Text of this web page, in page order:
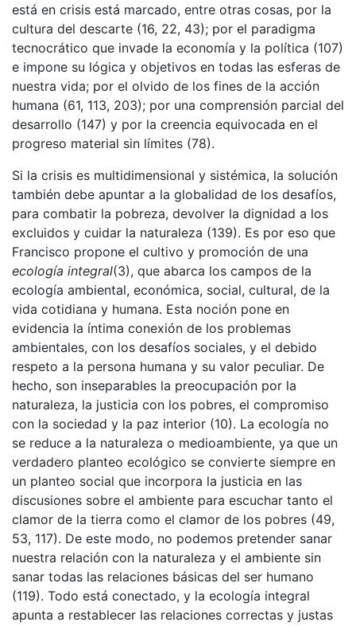
está en crisis está marcado, entre otras cosas, por la
cultura del descarte (16, 22, 43); por el paradigma
tecnocrático que invade la economía y la política (107)
e impone su lógica y objetivos en todas las esferas de
nuestra vida; por el olvido de los fines de la acción
humana (61, 113, 203); por una comprensión parcial del
desarrollo (147) y por la creencia equivocada en el
progreso material sin límites (78).
Si la crisis es multidimensional y sistémica, la solución
también debe apuntar a la globalidad de los desafíos,
para combatir la pobreza, devolver la dignidad a los
excluidos y cuidar la naturaleza (139). Es por eso que
Francisco propone el cultivo y promoción de una
ecología integral(3), que abarca los campos de la
ecología ambiental, económica, social, cultural, de la
vida cotidiana y humana. Esta noción pone en
evidencia la íntima conexión de los problemas
ambientales, con los desafíos sociales, y el debido
respeto a la persona humana y su valor peculiar. De
hecho, son inseparables la preocupación por la
naturaleza, la justicia con los pobres, el compromiso
con la sociedad y la paz interior (10). La ecología no
se reduce a la naturaleza o medioambiente, ya que un
verdadero planteo ecológico se convierte siempre en
un planteo social que incorpora la justicia en las
discusiones sobre el ambiente para escuchar tanto el
clamor de la tierra como el clamor de los pobres (49,
53, 117). De este modo, no podemos pretender sanar
nuestra relación con la naturaleza y el ambiente sin
sanar todas las relaciones básicas del ser humano
(119). Todo está conectado, y la ecología integral
apunta a restablecer las relaciones correctas y justas